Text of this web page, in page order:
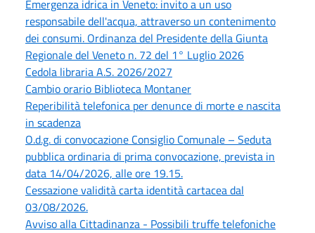
Emergenza idrica in Veneto: invito a un uso
responsabile dell'acqua, attraverso un contenimento
dei consumi. Ordinanza del Presidente della Giunta
Regionale del Veneto n. 72 del 1° Luglio 2026
Cedola libraria A.S. 2026/2027
Cambio orario Biblioteca Montaner
Reperibilità telefonica per denunce di morte e nascita
in scadenza
O.d.g. di convocazione Consiglio Comunale – Seduta
pubblica ordinaria di prima convocazione, prevista in
data 14/04/2026, alle ore 19.15.
Cessazione validità carta identità cartacea dal
03/08/2026.
Avviso alla Cittadinanza - Possibili truffe telefoniche